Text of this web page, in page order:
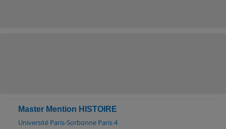
Master Mention HISTOIRE
Université Paris-Sorbonne Paris 4